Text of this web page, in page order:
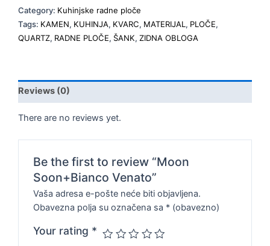
Category: Kuhinjske radne ploče
Tags: KAMEN, KUHINJA, KVARC, MATERIJAL , PLOČE,
QUARTZ, RADNE PLOČE, ŠANK, ZIDNA OBLOGA
Reviews (0)
There are no reviews yet.
Be the first to review “Moon
Soon+Bianco Venato”
Vaša adresa e-pošte neće biti objavljena.
Obavezna polja su označena sa * (obavezno)
Your rating *